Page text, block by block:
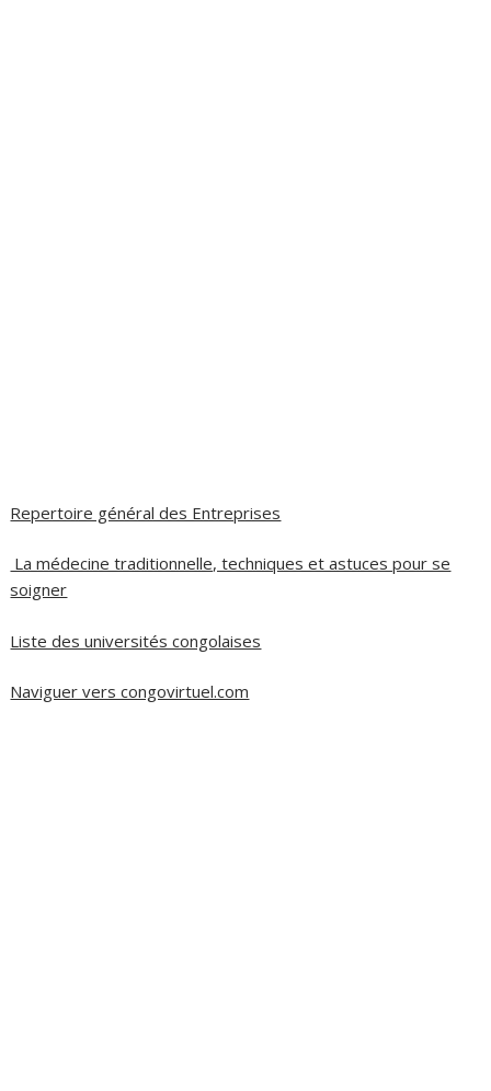
Repertoire général des Entreprises
La médecine traditionnelle, techniques et astuces pour se
soigner
Liste des universités congolaises
Naviguer vers congovirtuel.com